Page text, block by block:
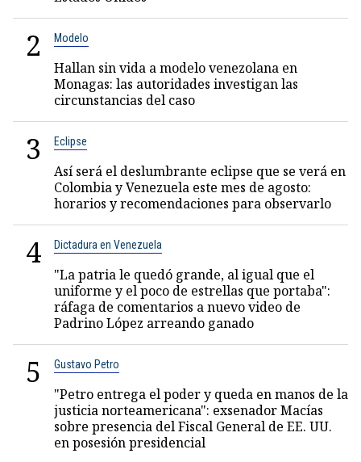
2 Modelo
Hallan sin vida a modelo venezolana en
Monagas: las autoridades investigan las
circunstancias del caso
3 Eclipse
Así será el deslumbrante eclipse que se verá en
Colombia y Venezuela este mes de agosto:
horarios y recomendaciones para observarlo
4 Dictadura en Venezuela
"La patria le quedó grande, al igual que el
uniforme y el poco de estrellas que portaba":
ráfaga de comentarios a nuevo video de
Padrino López arreando ganado
5 Gustavo Petro
"Petro entrega el poder y queda en manos de la
justicia norteamericana": exsenador Macías
sobre presencia del Fiscal General de EE. UU.
en posesión presidencial